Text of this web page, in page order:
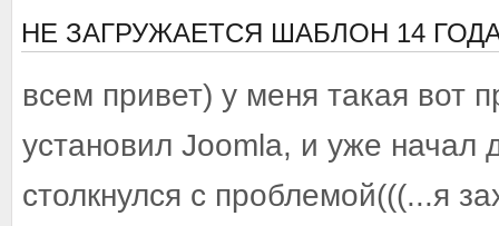
НЕ ЗАГРУЖАЕТСЯ ШАБЛОН 14
всем привет) у меня такая вот
установил Joomla, и уже начал
столкнулся с проблемой(((...я